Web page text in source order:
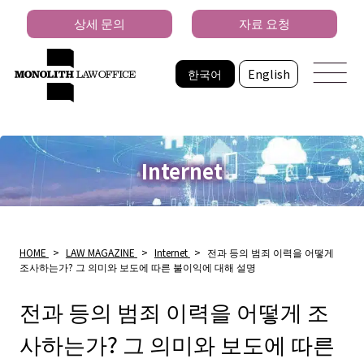
한국어 English
상세 문의 자료 요청
Internet
HOME > LAW MAGAZINE > Internet > 전과 등의 범죄 이력을 어떻게
조사하는가? 그 의미와 보도에 따른 불이익에 대해 설명
전과 등의 범죄 이력을 어떻게 조
사하는가? 그 의미와 보도에 따른